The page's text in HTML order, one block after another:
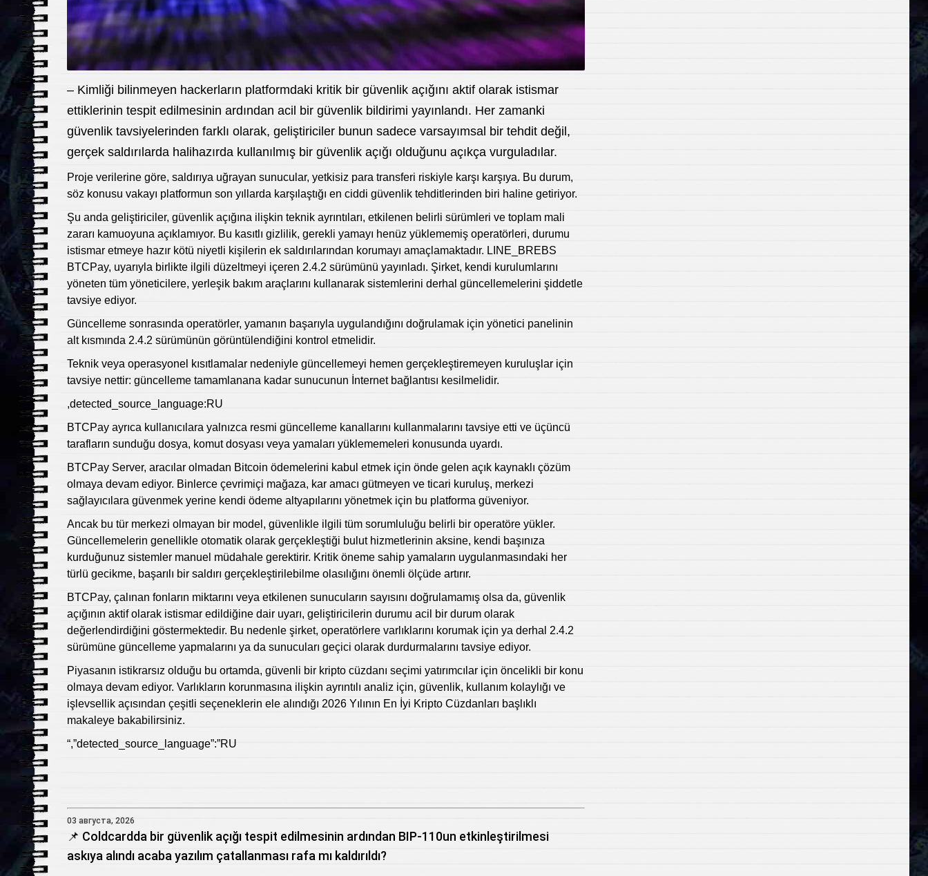
– Kimliği bilinmeyen hackerların platformdaki kritik bir güvenlik açığını aktif olarak istismar
ettiklerinin tespit edilmesinin ardından acil bir güvenlik bildirimi yayınlandı. Her zamanki
güvenlik tavsiyelerinden farklı olarak, geliştiriciler bunun sadece varsayımsal bir tehdit değil,
gerçek saldırılarda halihazırda kullanılmış bir güvenlik açığı olduğunu açıkça vurguladılar.
Proje verilerine göre, saldırıya uğrayan sunucular, yetkisiz para transferi riskiyle karşı karşıya. Bu durum,
söz konusu vakayı platformun son yıllarda karşılaştığı en ciddi güvenlik tehditlerinden biri haline getiriyor.
Şu anda geliştiriciler, güvenlik açığına ilişkin teknik ayrıntıları, etkilenen belirli sürümleri ve toplam mali
zararı kamuoyuna açıklamıyor. Bu kasıtlı gizlilik, gerekli yamayı henüz yüklememiş operatörleri, durumu
istismar etmeye hazır kötü niyetli kişilerin ek saldırılarından korumayı amaçlamaktadır. LINE_BREBS
BTCPay, uyarıyla birlikte ilgili düzeltmeyi içeren 2.4.2 sürümünü yayınladı. Şirket, kendi kurulumlarını
yöneten tüm yöneticilere, yerleşik bakım araçlarını kullanarak sistemlerini derhal güncellemelerini şiddetle
tavsiye ediyor.
Güncelleme sonrasında operatörler, yamanın başarıyla uygulandığını doğrulamak için yönetici panelinin
alt kısmında 2.4.2 sürümünün görüntülendiğini kontrol etmelidir.
Teknik veya operasyonel kısıtlamalar nedeniyle güncellemeyi hemen gerçekleştiremeyen kuruluşlar için
tavsiye nettir: güncelleme tamamlanana kadar sunucunun İnternet bağlantısı kesilmelidir.
,detected_source_language:RU
BTCPay ayrıca kullanıcılara yalnızca resmi güncelleme kanallarını kullanmalarını tavsiye etti ve üçüncü
tarafların sunduğu dosya, komut dosyası veya yamaları yüklememeleri konusunda uyardı.
BTCPay Server, aracılar olmadan Bitcoin ödemelerini kabul etmek için önde gelen açık kaynaklı çözüm
olmaya devam ediyor. Binlerce çevrimiçi mağaza, kar amacı gütmeyen ve ticari kuruluş, merkezi
sağlayıcılara güvenmek yerine kendi ödeme altyapılarını yönetmek için bu platforma güveniyor.
Ancak bu tür merkezi olmayan bir model, güvenlikle ilgili tüm sorumluluğu belirli bir operatöre yükler.
Güncellemelerin genellikle otomatik olarak gerçekleştiği bulut hizmetlerinin aksine, kendi başınıza
kurduğunuz sistemler manuel müdahale gerektirir. Kritik öneme sahip yamaların uygulanmasındaki her
türlü gecikme, başarılı bir saldırı gerçekleştirilebilme olasılığını önemli ölçüde artırır.
BTCPay, çalınan fonların miktarını veya etkilenen sunucuların sayısını doğrulamamış olsa da, güvenlik
açığının aktif olarak istismar edildiğine dair uyarı, geliştiricilerin durumu acil bir durum olarak
değerlendirdiğini göstermektedir. Bu nedenle şirket, operatörlere varlıklarını korumak için ya derhal 2.4.2
sürümüne güncelleme yapmalarını ya da sunucuları geçici olarak durdurmalarını tavsiye ediyor.
Piyasanın istikrarsız olduğu bu ortamda, güvenli bir kripto cüzdanı seçimi yatırımcılar için öncelikli bir konu
olmaya devam ediyor. Varlıkların korunmasına ilişkin ayrıntılı analiz için, güvenlik, kullanım kolaylığı ve
işlevsellik açısından çeşitli seçeneklerin ele alındığı 2026 Yılının En İyi Kripto Cüzdanları başlıklı
makaleye bakabilirsiniz.
“,”detected_source_language”:”RU
03 августа, 2026
📌 Coldcardda bir güvenlik açığı tespit edilmesinin ardından BIP-110un etkinleştirilmesi
askıya alındı acaba yazılım çatallanması rafa mı kaldırıldı?